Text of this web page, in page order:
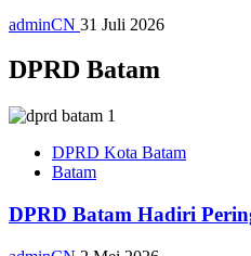
adminCN 31 Juli 2026
DPRD Batam
DPRD Kota Batam
Batam
DPRD Batam Hadiri